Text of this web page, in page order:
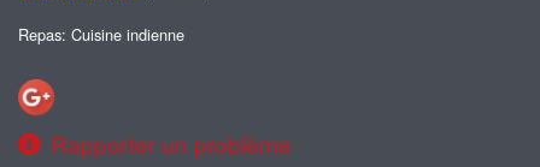
Repas: Cuisine indienne
Rapporter un problème